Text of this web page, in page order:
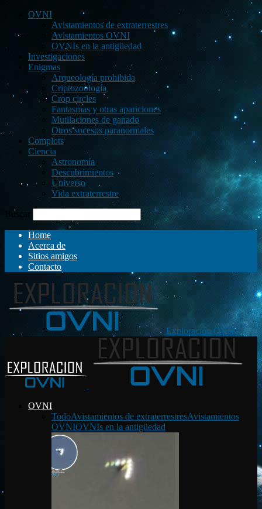
OVNI
Avistamientos de extraterrestres
Avistamientos OVNI
OVNIs en la antigüedad
Investigaciones
Enigmas
Arqueología prohibida
Criptozoología
Crop circles
Fantasmas y otras apariciones
Mutilaciones de ganado
Otros sucesos paranormales
Complots
Ciencia
Astronomía
Descubrimientos
Universo
Vida extraterrestre
Buscar
Home
Acerca de
Sitios amigos
Contacto
Exploración OVNI
OVNI
TodoAvistamientos de extraterrestresAvistamientos
OVNIOVNIs en la antigüedad